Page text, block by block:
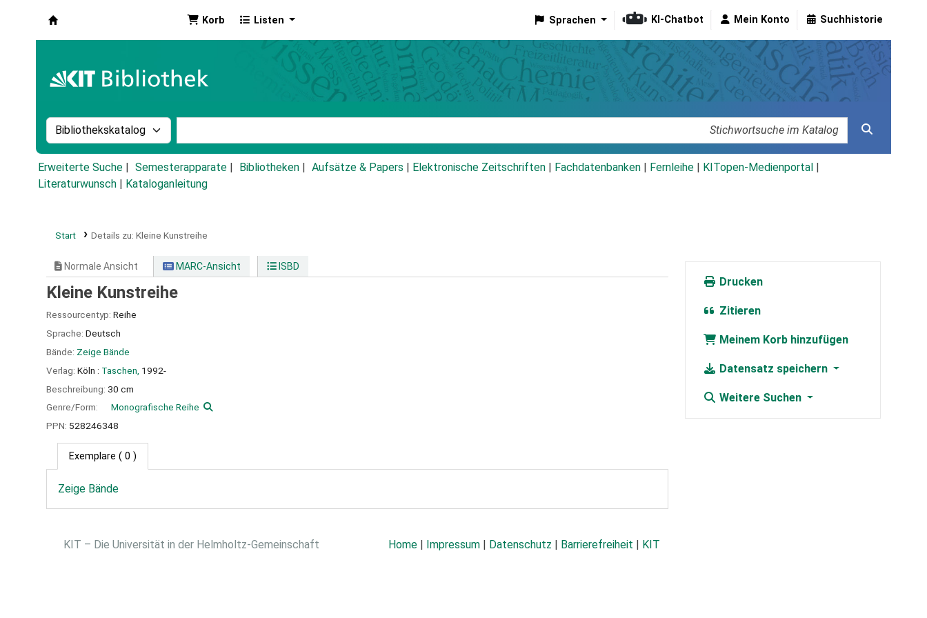
Korb Listen Sprachen KI-Chatbot Mein Konto Suchhistorie
Suche im Katalog nach:
Erweiterte Suche Semesterapparate Bibliotheken Aufsätze & Papers Elektronische Zeitschriften Fachdatenbanken Fernleihe KITopen-Medienportal
Literaturwunsch
Kataloganleitung
Start Details zu: Kleine Kunstreihe
Normale Ansicht MARC-Ansicht ISBD
Kleine Kunstreihe
Ressourcentyp: Reihe
Sprache: Deutsch
Bände: Zeige Bände
Verlag: Köln : Taschen, 1992-
Beschreibung: 30 cm
Genre/Form:
Monografische Reihe
PPN: 528246348
Exemplare ( 0 )
Zeige Bände
Drucken
Zitieren
Meinem Korb hinzufügen
Datensatz speichern
Weitere Suchen
KIT – Die Universität in der Helmholtz-Gemeinschaft Home | Impressum | Datenschutz | Barrierefreiheit | KIT